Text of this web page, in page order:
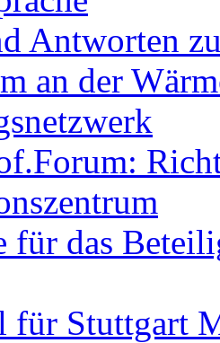
Antworten
an der
für das
für Stuttgart